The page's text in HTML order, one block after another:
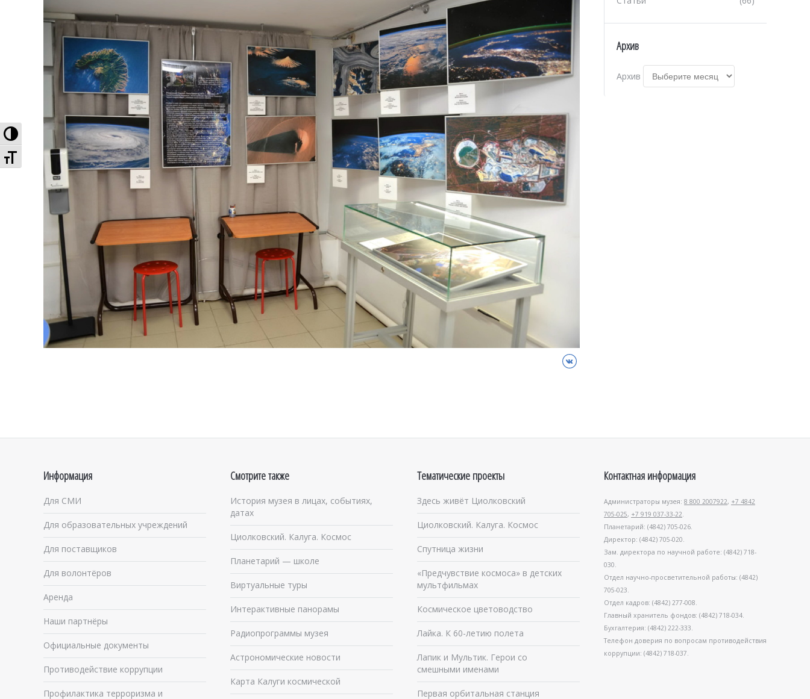
Высокая контрастность
Увеличенный шрифт
ВКонтакте
Архив
Архив
Информация
Для СМИ
Для образовательных учреждений
Для поставщиков
Для волонтёров
Аренда
Наши партнёры
Официальные документы
Противодействие коррупции
Профилактика терроризма и
Смотрите также
История музея в лицах, событиях,
датах
Циолковский. Калуга. Космос
Планетарий — школе
Виртуальные туры
Интерактивные панорамы
Радиопрограммы музея
Астрономические новости
Карта Калуги космической
Тематические проекты
Здесь живёт Циолковский
Циолковский. Калуга. Космос
Спутница жизни
«Предчувствие космоса» в детских
мультфильмах
Космическое цветоводство
Лайка. К 60-летию полета
Лапик и Мультик. Герои со
смешными именами
Первая орбитальная станция
Контактная информация
Администраторы музея: 8 800 2007922, +7 4842
705-025, +7 919 037-33-22.
Планетарий: (4842) 705-026.
Директор: (4842) 705-020.
Зам. директора по научной работе: (4842) 718-
030.
Отдел научно-просветительной работы: (4842)
705-023.
Отдел кадров: (4842) 277-008.
Главный хранитель фондов: (4842) 718-034.
Бухгалтерия: (4842) 222-333.
Телефон доверия по вопросам противодействия
коррупции: (4842) 718-037.